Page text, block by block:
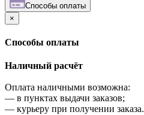
Cпособы оплаты
×
Cпособы оплаты
Наличный расчёт
Оплата наличными возможна:
— в пунктах выдачи заказов;
— курьеру при получении заказа.